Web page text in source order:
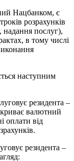
Нацбанком, є
розрахунків
надання послуг),
в тому числі
наступним
резидента –
валютний
оплати від
резидента –